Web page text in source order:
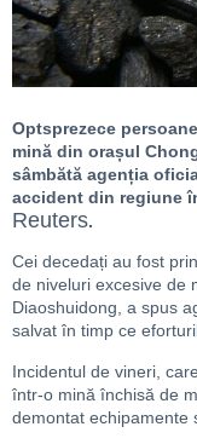
Optsprezece
mină din orașul
sâmbătă agenția
accident din regiune
Reuters.
Cei decedați au fost
de niveluri excesive de
Diaoshuidong, a spus
salvat în timp ce
Incidentul de vineri,
într-o mină închisă de
demontat echipamente